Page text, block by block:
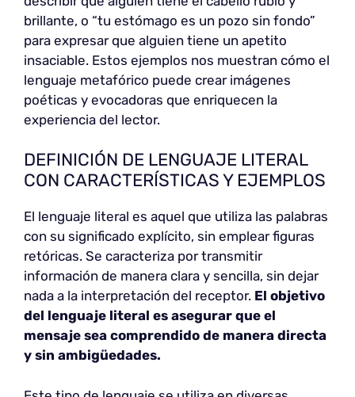
brillante, o “tu estómago es un pozo sin fondo”
para expresar que alguien tiene un apetito
insaciable. Estos ejemplos nos muestran cómo el
lenguaje metafórico puede crear imágenes
poéticas y evocadoras que enriquecen la
experiencia del lector.
DEFINICIÓN DE LENGUAJE LITERAL
CON CARACTERÍSTICAS Y EJEMPLOS
El lenguaje literal es aquel que utiliza las palabras
con su significado explícito, sin emplear figuras
retóricas. Se caracteriza por transmitir
información de manera clara y sencilla, sin dejar
nada a la interpretación del receptor. El objetivo
del lenguaje literal es asegurar que el
mensaje sea comprendido de manera directa
y sin ambigüedades.